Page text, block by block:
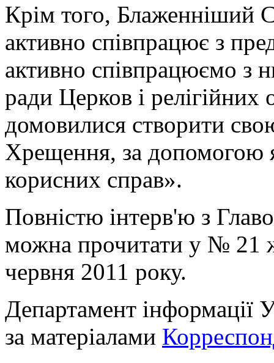
Крім того, Блаженніший
активно співпрацює з
активно співпрацюємо з
ради Церков і релігійних
домовилися створити
Хрещення, за допомогою
корисних справ».
Повністю інтерв'ю з
можна прочитати у № 21
червня 2011 року.
Департамент
за матерiалами